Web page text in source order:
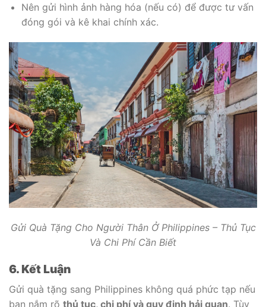
Nên gửi hình ảnh hàng hóa (nếu có) để được tư vấn
đóng gói và kê khai chính xác.
Gửi Quà Tặng Cho Người Thân Ở Philippines – Thủ Tục
Và Chi Phí Cần Biết
6. Kết Luận
Gửi quà tặng sang Philippines không quá phức tạp nếu
bạn nắm rõ thủ tục, chi phí và quy định hải quan. Tùy